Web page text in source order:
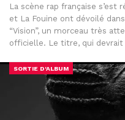
La scène rap française
et La Fouine ont dévoilé
“Vision”, un morceau très
officielle. Le titre, qui
SORTIE D'ALBUM